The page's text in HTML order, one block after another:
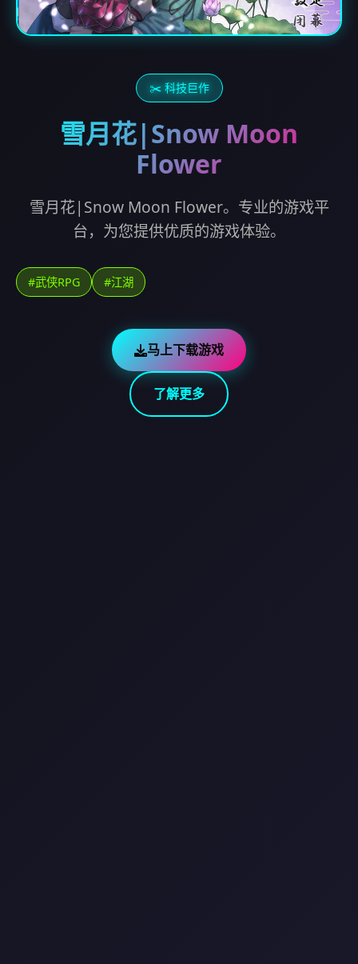
✂️ 科技巨作
雪月花|Snow Moon
Flower
雪月花|Snow Moon Flower。专业的游戏平
台，为您提供优质的游戏体验。
#武侠RPG #江湖
马上下载游戏
了解更多